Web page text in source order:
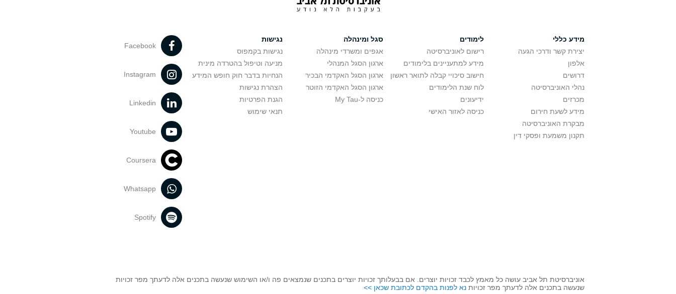
מידע כללי
יצירת קשר ודרכי הגעה
אלפון
דרושים
נהלי האוניברסיטה
מכרזים
מידע לשעת חירום
מבקרת האוניברסיטה
תקנון משמעת ופסקי דין
לימודים
רישום לאוניברסיטה
מידע למתעניינים בלימודים
חישוב סיכויי קבלה לתואר ראשון
לוח שנת הלימודים
ידיעונים
כניסה לאזור האישי
סגל ומינהלה
אגפים ומשרדי מינהלה
ארגון הסגל המנהלי
ארגון הסגל האקדמי הבכיר
ארגון הסגל האקדמי הזוטר
כניסה ל-My Tau
נגישות
נגישות בקמפוס
מניעה וטיפול בהטרדה מינית
הנחיות בדבר חוק חופש המידע
הצהרת נגישות
הגנת הפרטיות
תנאי שימוש
Facebook
Instagram
Linkedin
Youtube
Coursera
Whatsapp
Spotify
אוניברסיטת תל אביב עושה כל מאמץ לכבד זכויות יוצרים. אם בבעלותך זכויות יוצרים בתכנים שנמצאים פה ו/או השימוש שנעשה בתכנים אלה לדעתך מפר זכויות
שנעשה בתכנים אלה לדעתך מפר זכויות נא לפנות בהקדם לכתובת שכאן >>